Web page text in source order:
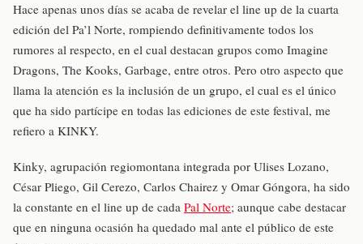
Hace apenas unos días se acaba de revelar el line up de la cuarta
edición del Pa’l Norte, rompiendo definitivamente todos los
rumores al respecto, en el cual destacan grupos como Imagine
Dragons, The Kooks, Garbage, entre otros. Pero otro aspecto que
llama la atención es la inclusión de un grupo, el cual es el único
que ha sido partícipe en todas las ediciones de este festival, me
refiero a KINKY.
Kinky, agrupación regiomontana integrada por Ulises Lozano,
César Pliego, Gil Cerezo, Carlos Chairez y Omar Góngora, ha sido
la constante en el line up de cada Pal Norte; aunque cabe destacar
que en ninguna ocasión ha quedado mal ante el público de este